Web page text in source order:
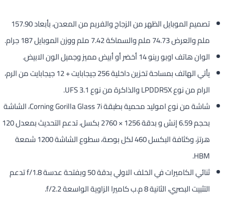
تصميم الموبايل الظهر من الزجاج والفريم من المعدن، بأبعاد 157.90
ملم والعرض 74.73 ملم والسماكة 7.42 ملم ووزن الموبايل 187 جرام.
الوان هاتف اوبو رينو 14 أخضر أو أبيض مميز وجميل الون الابيض.
يأتي الهاتف بمساحة تخزين داخلية 256 جيجابايت + 12 جيجابايت من الرم،
الرام من نوع LPDDR5X والذاكرة من نوع UFS 3.1.
شاشة من نوع اموليد محمية بطبقة Corning Gorilla Glass 7i، الشاشة
بحجم 6.59 إنش و بدقة 1256 × 2760 بكسل، تدعم التحديث بمعدل 120
هرتز، وكثافة البكسل 460 لكل بوصة، سطوع الشاشة 1200 شمعة
HBM.
ثنائي الكاميرات في الخلف الاولي بدقة 50 وبفتحة عدسة f/1.8 تدعم
التثبيت البصري، الثانية 8 م.ب كاميرا الزاوية الواسعة f/2.2.